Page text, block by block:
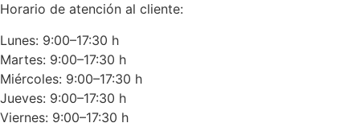
Horario de atención al cliente:
Lunes: 9:00–17:30 h
Martes: 9:00–17:30 h
Miércoles: 9:00–17:30 h
Jueves: 9:00–17:30 h
Viernes: 9:00–17:30 h